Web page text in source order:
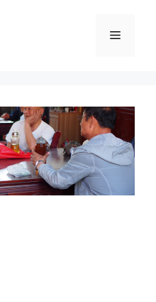
菜